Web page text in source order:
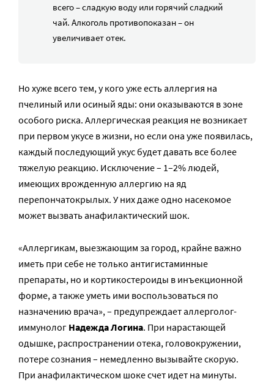
всего – сладкую воду или горячий сладкий
чай. Алкоголь противопоказан – он
увеличивает отек.
Но хуже всего тем, у кого уже есть аллергия на
пчелиный или осиный яды: они оказываются в зоне
особого риска. Аллергическая реакция не возникает
при первом укусе в жизни, но если она уже появилась,
каждый последующий укус будет давать все более
тяжелую реакцию. Исключение – 1–2% людей,
имеющих врожденную аллергию на яд
перепончатокрылых. У них даже одно насекомое
может вызвать анафилактический шок.
«Аллергикам, выезжающим за город, крайне важно
иметь при себе не только антигистаминные
препараты, но и кортикостероиды в инъекционной
форме, а также уметь ими воспользоваться по
назначению врача», – предупреждает аллерголог-
иммунолог Надежда Логина. При нарастающей
одышке, распространении отека, головокружении,
потере сознания – немедленно вызывайте скорую.
При анафилактическом шоке счет идет на минуты.